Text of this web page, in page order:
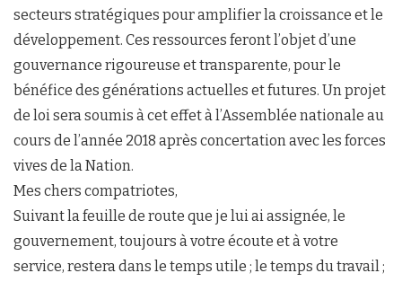
secteurs stratégiques pour amplifier la croissance et le
développement. Ces ressources feront l’objet d’une
gouvernance rigoureuse et transparente, pour le
bénéfice des générations actuelles et futures. Un projet
de loi sera soumis à cet effet à l’Assemblée nationale au
cours de l’année 2018 après concertation avec les forces
vives de la Nation.
Mes chers compatriotes,
Suivant la feuille de route que je lui ai assignée, le
gouvernement, toujours à votre écoute et à votre
service, restera dans le temps utile ; le temps du travail ;